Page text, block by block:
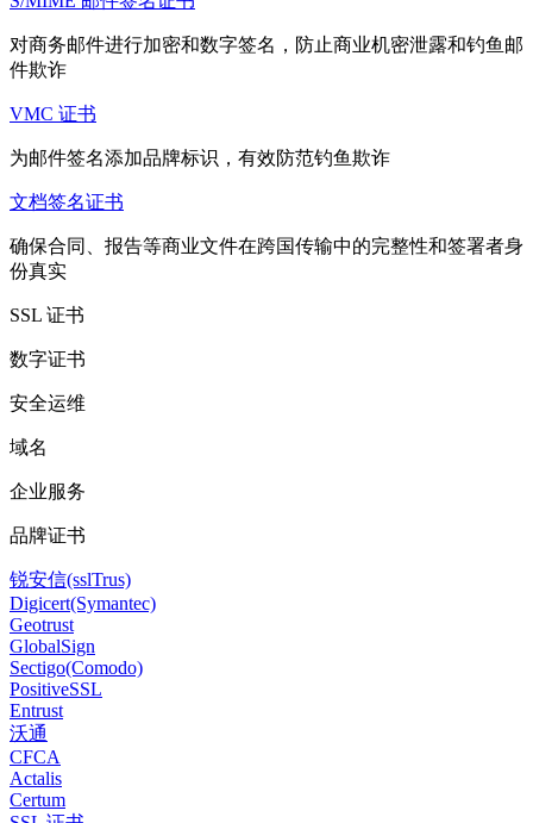
对商务邮件进行加密和数字签名，防止商业机密泄露和钓鱼邮
件欺诈
VMC 证书
为邮件签名添加品牌标识，有效防范钓鱼欺诈
文档签名证书
确保合同、报告等商业文件在跨国传输中的完整性和签署者身
份真实
SSL 证书
数字证书
安全运维
域名
企业服务
品牌证书
锐安信(sslTrus)
Digicert(Symantec)
Geotrust
GlobalSign
Sectigo(Comodo)
PositiveSSL
Entrust
沃通
CFCA
Actalis
Certum